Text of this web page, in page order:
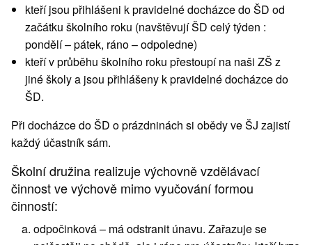
kteří jsou přihlášeni k pravidelné docházce do ŠD od
začátku školního roku (navštěvují ŠD celý týden :
pondělí – pátek, ráno – odpoledne)
kteří v průběhu školního roku přestoupí na naši ZŠ z
jiné školy a jsou přihlášeny k pravidelné docházce do
ŠD.
Při docházce do ŠD o prázdninách si obědy ve ŠJ zajistí
každý účastník sám.
Školní družina realizuje výchovně vzdělávací
činnost ve výchově mimo vyučování formou
činností:
odpočinková – má odstranit únavu. Zařazuje se